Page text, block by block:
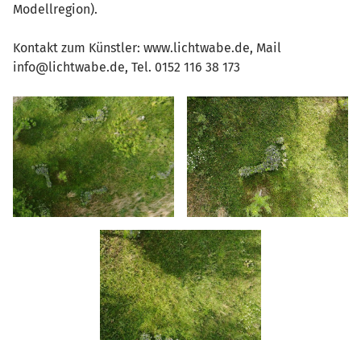
Modellregion).
Kontakt zum Künstler: www.lichtwabe.de, Mail
info@lichtwabe.de, Tel. 0152 116 38 173